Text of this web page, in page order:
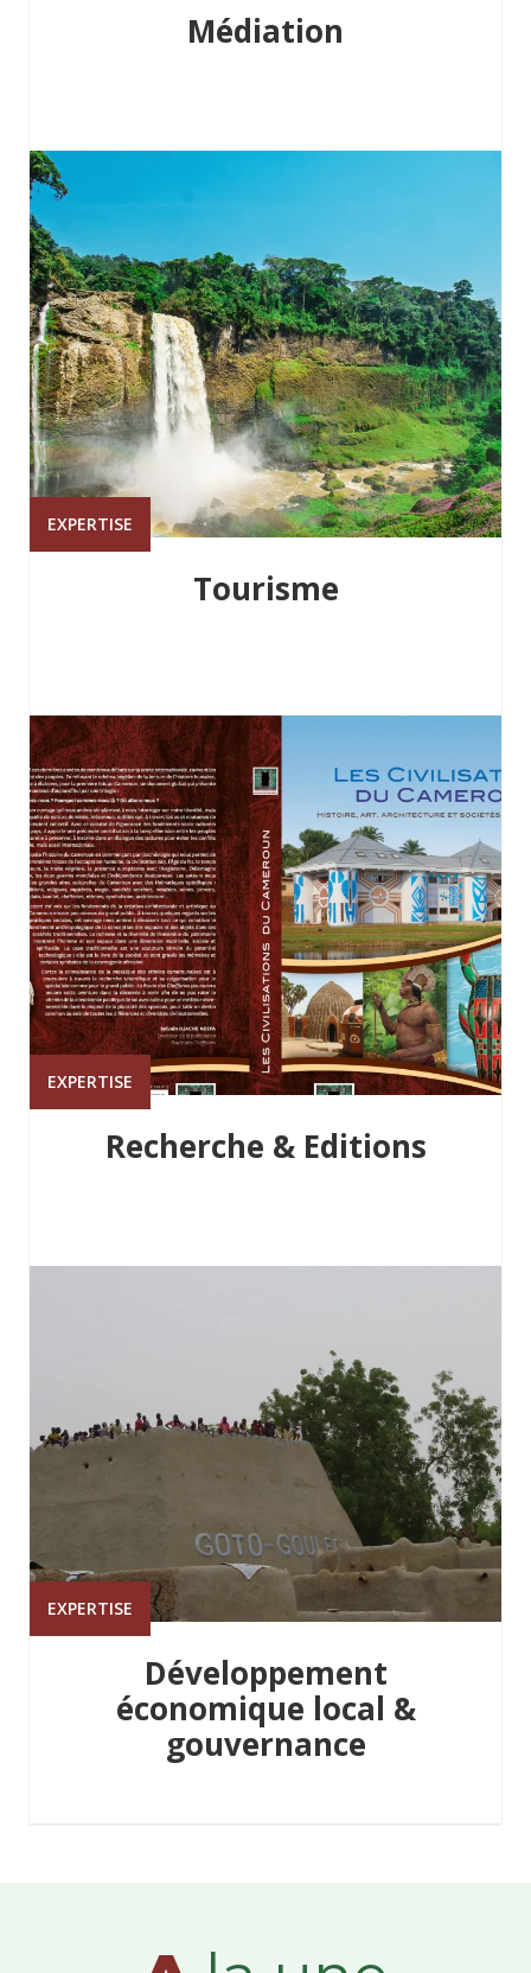
Médiation
EXPERTISE
Tourisme
EXPERTISE
Recherche & Editions
EXPERTISE
Développement
économique local &
gouvernance